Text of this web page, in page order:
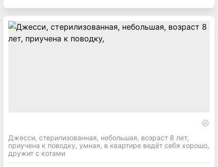
Джесси, стерилизованная, небольшая, возраст 8 лет,
приучена к поводку, умная, в квартире ведёт себя хорошо,
дружит с котами